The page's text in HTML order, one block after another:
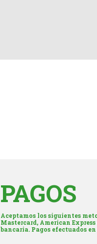
PAGOS
Aceptamos los siguientes
Mastercard, American
bancaria. Pagos efectuados